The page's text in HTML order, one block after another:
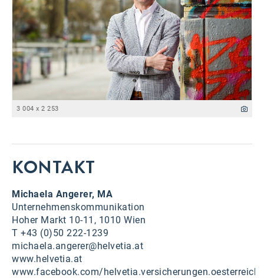
3 004 x 2 253
KONTAKT
Michaela Angerer, MA
Unternehmenskommunikation
Hoher Markt 10-11, 1010 Wien
T +43 (0)50 222-1239
michaela.angerer@helvetia.at
www.helvetia.at
www.facebook.com/helvetia.versicherungen.oesterreich